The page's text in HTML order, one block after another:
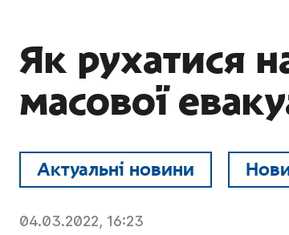
Як рухатися
масової
Актуальні новини
04.03.2022, 16:23